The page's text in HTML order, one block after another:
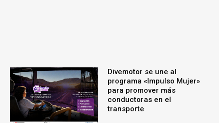
Divemotor se une al
programa «Impulso Mujer»
para promover más
conductoras en el
transporte